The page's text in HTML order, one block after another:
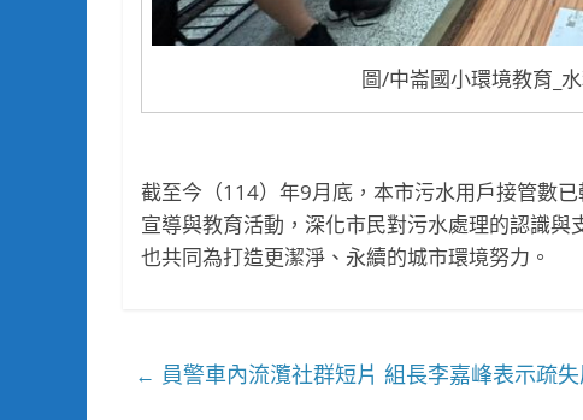
圖/中崙國小環境教育_
截至今（114）年9月底，本市污水用戶接管數
宣導與教育活動，深化市民對污水處理的認識與
也共同為打造更潔淨、永續的城市環境努力。
← 員警車內流灠社群短片 組長李嘉峰表示疏